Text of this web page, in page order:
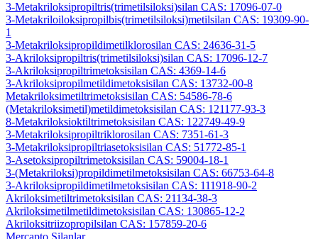
3-Metakriloksipropiltris(trimetilsiloksi)silan CAS: 17096-07-0
3-Metakriloiloksipropilbis(trimetilsiloksi)metilsilan CAS: 19309-90-
1
3-Metakriloksipropildimetilklorosilan CAS: 24636-31-5
3-Akriloksipropiltris(trimetilsiloksi)silan CAS: 17096-12-7
3-Akriloksipropiltrimetoksisilan CAS: 4369-14-6
3-Akriloksipropilmetildimetoksisilan CAS: 13732-00-8
Metakriloksimetiltrimetoksisilan CAS: 54586-78-6
(Metakriloksimetil)metildimetoksisilan CAS: 121177-93-3
8-Metakriloksioktiltrimetoksisilan CAS: 122749-49-9
3-Metakriloksipropiltriklorosilan CAS: 7351-61-3
3-Metakriloksipropiltriasetoksisilan CAS: 51772-85-1
3-Asetoksipropiltrimetoksisilan CAS: 59004-18-1
3-(Metakriloksi)propildimetilmetoksisilan CAS: 66753-64-8
3-Akriloksipropildimetilmetoksisilan CAS: 111918-90-2
Akriloksimetiltrimetoksisilan CAS: 21134-38-3
Akriloksimetilmetildimetoksisilan CAS: 130865-12-2
Akriloksitriizopropilsilan CAS: 157859-20-6
Mercapto Silanlar